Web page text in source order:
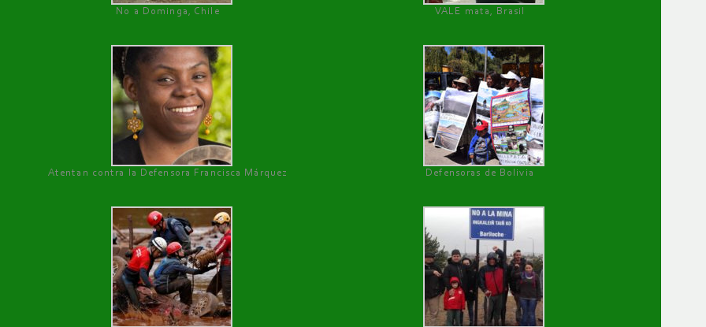
No a Dominga, Chile
VALE mata, Brasil
Atentan contra la Defensora Francisca Márquez Defensoras de Bolivia